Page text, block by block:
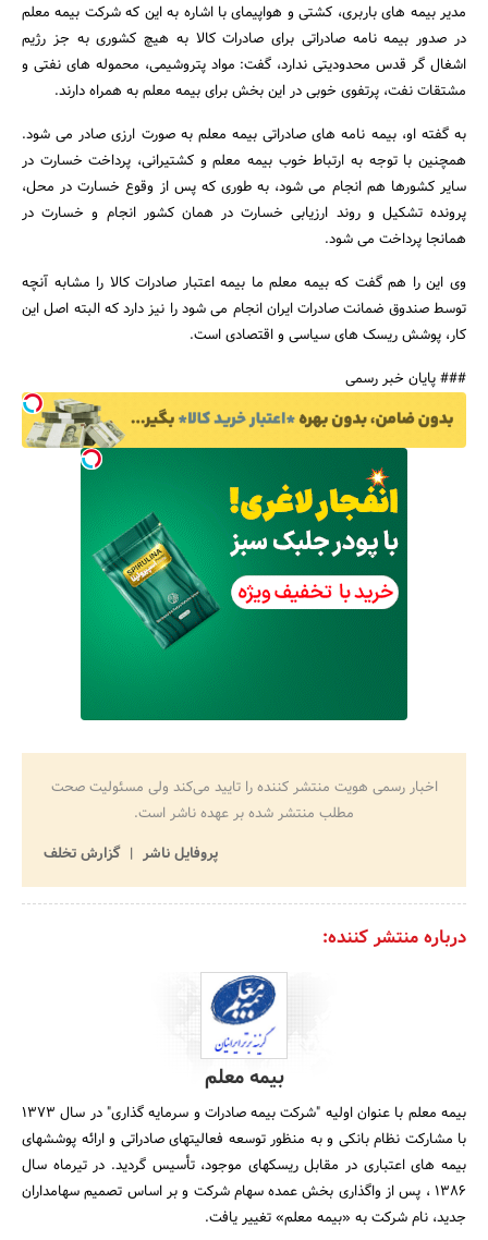
مدیر بیمه های باربری، کشتی و هواپیمای با اشاره به این که شرکت بیمه معلم
در صدور بیمه نامه صادراتی برای صادرات کالا به هیچ کشوری به جز رژیم
اشغال گر قدس محدودیتی ندارد، گفت: مواد پتروشیمی، محموله های نفتی و
مشتقات نفت، پرتفوی خوبی در این بخش برای بیمه معلم به همراه دارند.
به گفته او، بیمه نامه های صادراتی بیمه معلم به صورت ارزی صادر می شود.
همچنین با توجه به ارتباط خوب بیمه معلم و کشتیرانی، پرداخت خسارت در
سایر کشورها هم انجام می شود، به طوری که پس از وقوع خسارت در محل،
پرونده تشکیل و روند ارزیابی خسارت در همان کشور انجام و خسارت در
همانجا پرداخت می شود.
وی این را هم گفت که بیمه معلم ما بیمه اعتبار صادرات کالا را مشابه آنچه
توسط صندوق ضمانت صادرات ایران انجام می شود را نیز دارد که البته اصل این
کار، پوشش ریسک های سیاسی و اقتصادی است.
### پایان خبر رسمی
اخبار رسمی هویت منتشر کننده را تایید می‌کند ولی مسئولیت صحت
مطلب منتشر شده بر عهده ناشر است.
پروفایل ناشر
گزارش تخلف
درباره منتشر کننده:
بیمه معلم
بیمه معلم با عنوان اولیه "شرکت بیمه صادرات و سرمایه گذاری" در سال 1373
با مشارکت نظام بانکی و به منظور توسعه فعالیتهای صادراتی و ارائه پوششهای
بیمه های اعتباری در مقابل ریسکهای موجود، تأسیس گردید. در تیرماه سال
1386 ، پس از واگذاری بخش عمده سهام شرکت و بر اساس تصمیم سهامداران
جدید، نام شرکت به «بیمه معلم» تغییر یافت.